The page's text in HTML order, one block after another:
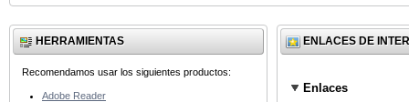
HERRAMIENTAS
Recomendamos usar los siguientes productos:
Adobe Reader
ENLACES DE
Enlaces